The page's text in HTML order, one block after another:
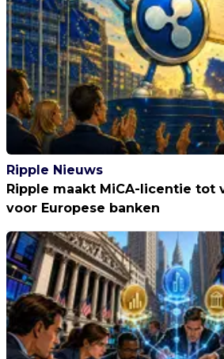
Ripple Nieuws
Ripple maakt MiCA-licentie tot
voor Europese banken